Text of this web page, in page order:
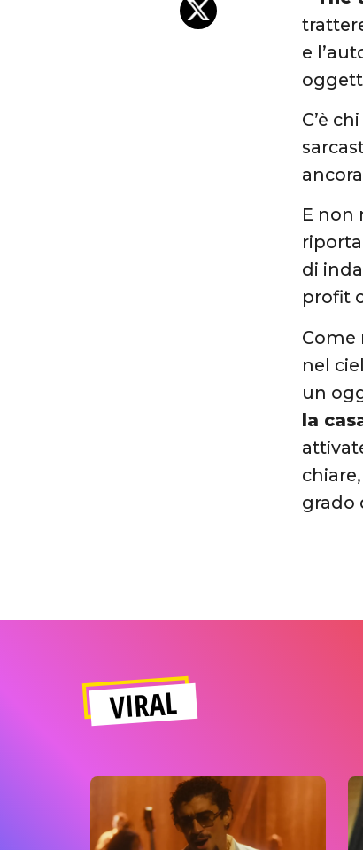
e
C’è
E non
di
profit
Come
nel
un
la
grado
VIRAL